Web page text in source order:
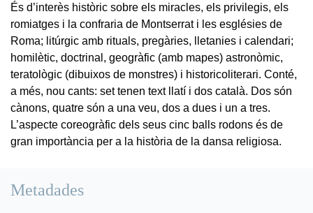
És d’interès històric sobre els miracles, els privilegis, els
romiatges i la confraria de Montserrat i les esglésies de
Roma; litúrgic amb rituals, pregàries, lletanies i calendari;
homilètic, doctrinal, geogràfic (amb mapes) astronòmic,
teratològic (dibuixos de monstres) i historicoliterari. Conté,
a més, nou cants: set tenen text llatí i dos català. Dos són
cànons, quatre són a una veu, dos a dues i un a tres.
L’aspecte coreogràfic dels seus cinc balls rodons és de
gran importància per a la història de la dansa religiosa.
Metadades